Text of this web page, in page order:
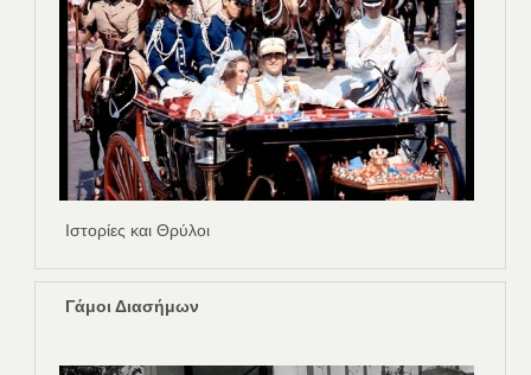
Ιστορίες και Θρύλοι
Γάμοι Διασήμων